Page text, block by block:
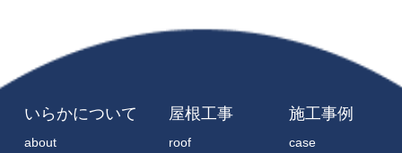
いらかについて
about
屋根工事
roof
施工事例
case